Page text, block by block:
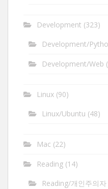
Development (323)
Development/
Development/Web
Linux (90)
Linux/Ubuntu (48)
Mac (22)
Reading (14)
Reading/개인주의자